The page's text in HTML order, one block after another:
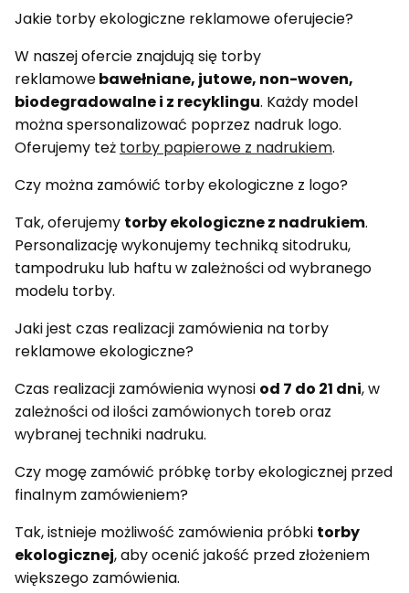
Jakie torby ekologiczne reklamowe oferujecie?
W naszej ofercie znajdują się torby
reklamowebawełniane, jutowe, non-woven,
biodegradowalne i z recyklingu. Każdy model
można spersonalizować poprzez nadruk logo.
Oferujemy też torby papierowe z nadrukiem.
Czy można zamówić torby ekologiczne z logo?
Tak, oferujemy torby ekologiczne z nadrukiem.
Personalizację wykonujemy techniką sitodruku,
tampodruku lub haftu w zależności od wybranego
modelu torby.
Jaki jest czas realizacji zamówienia na torby
reklamowe ekologiczne?
Czas realizacji zamówienia wynosi od 7 do 21 dni, w
zależności od ilości zamówionych toreb oraz
wybranej techniki nadruku.
Czy mogę zamówić próbkę torby ekologicznej przed
finalnym zamówieniem?
Tak, istnieje możliwość zamówienia próbki torby
ekologicznej, aby ocenić jakość przed złożeniem
większego zamówienia.